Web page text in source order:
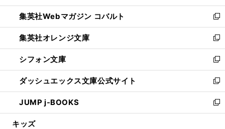
開
く
ウ
で
開
く
ン
ド
ウ
で
開
く
ウ
ィ
ン
ド
ウ
で
開
く
集英社Webマガジン コバルト
新
し
い
ウ
ィ
ン
ド
ウ
で
開
集英社オレンジ文庫
新
し
い
ウ
ィ
ン
ド
ウ
シフォン文庫
新
し
い
ウ
ィ
ン
ダッシュエックス文庫公式サイト
新
し
い
ウ
JUMP j-BOOKS
新
し
キッズ